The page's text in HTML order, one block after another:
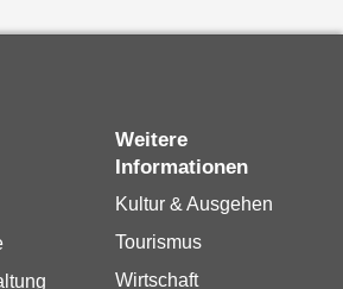
Weitere
Informationen
Kultur & Ausgehen
Tourismus
Wirtschaft